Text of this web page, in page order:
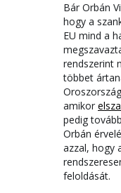
Bár Orbán
hogy a
EU mind a
rendszerint
többet
amikor
pedig
Orbán
azzal, hogy
feloldását.